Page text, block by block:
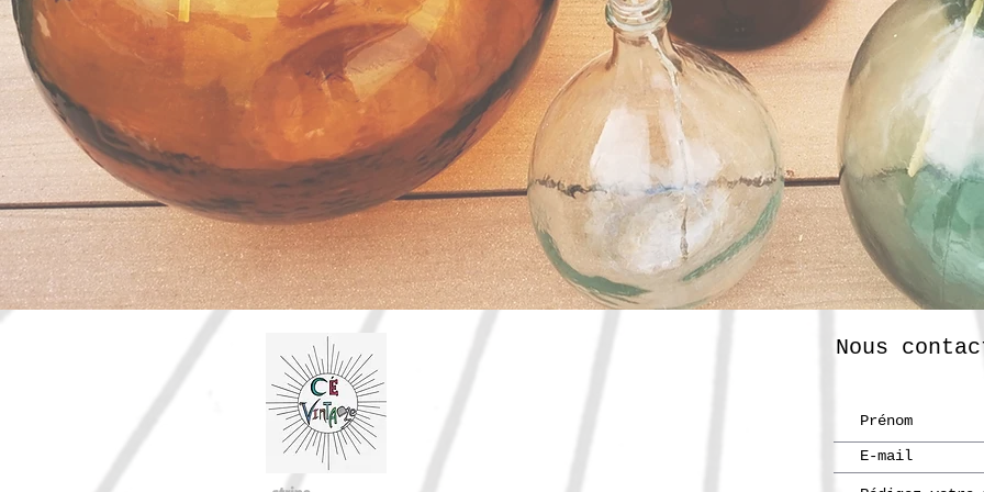
Nous